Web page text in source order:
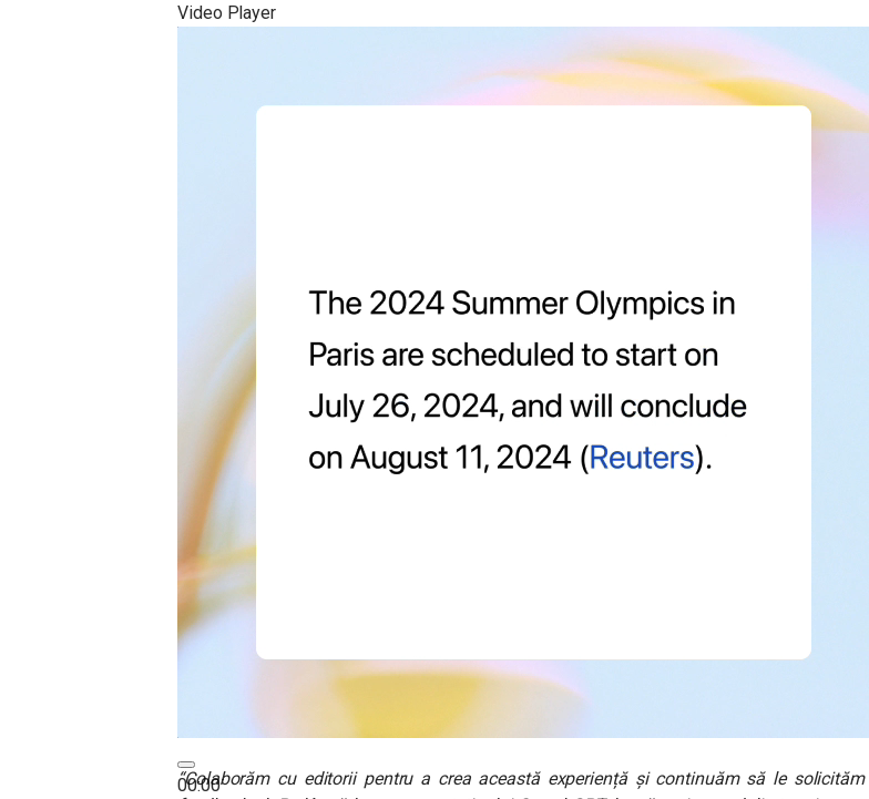
Video Player
00:00
“Colaborăm cu editorii pentru a crea această experiență și continuăm să le solicităm